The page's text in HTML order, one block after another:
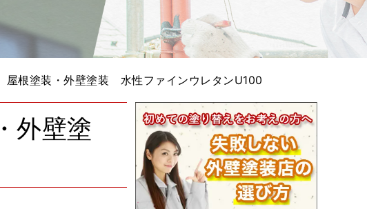
根塗装・外壁塗装 水性ファインウレタンU100
外壁塗